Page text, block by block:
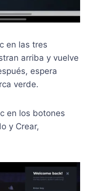
en las tres
arriba y vuelve
espera
verde.
en los botones
y Crear,